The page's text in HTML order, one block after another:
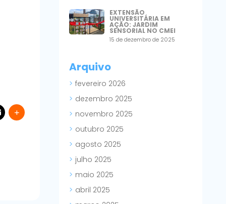
EXTENSÃO
UNIVERSITÁRIA EM
AÇÃO: JARDIM
SENSORIAL NO CMEI
15 de dezembro de 2025
Arquivo
fevereiro 2026
dezembro 2025
novembro 2025
outubro 2025
agosto 2025
julho 2025
maio 2025
abril 2025